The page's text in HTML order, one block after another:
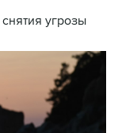
угрозы